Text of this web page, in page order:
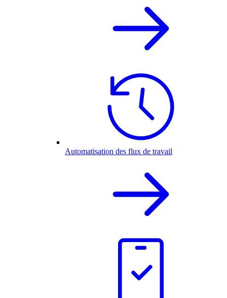
Automatisation des flux de travail